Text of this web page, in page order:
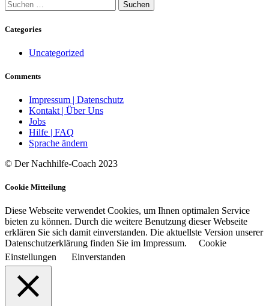
Suchen
nach:
Categories
Uncategorized
Comments
Impressum | Datenschutz
Kontakt | Über Uns
Jobs
Hilfe | FAQ
Sprache ändern
© Der Nachhilfe-Coach 2023
Cookie Mitteilung
Diese Webseite verwendet Cookies, um Ihnen optimalen Service
bieten zu können. Durch die weitere Benutzung dieser Webseite
erklären Sie sich damit einverstanden. Die aktuellste Version unserer
Datenschutzerklärung finden Sie im Impressum.
Cookie
Einstellungen
Einverstanden